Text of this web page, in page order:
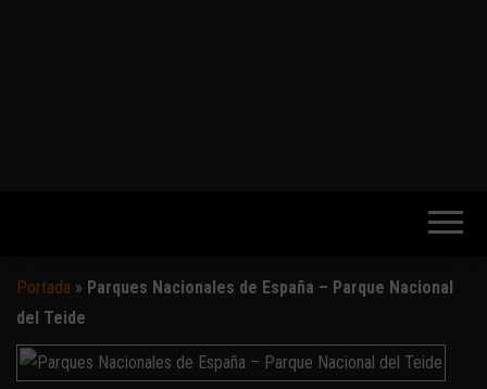
Portada » Parques Nacionales de España – Parque Nacional
del Teide